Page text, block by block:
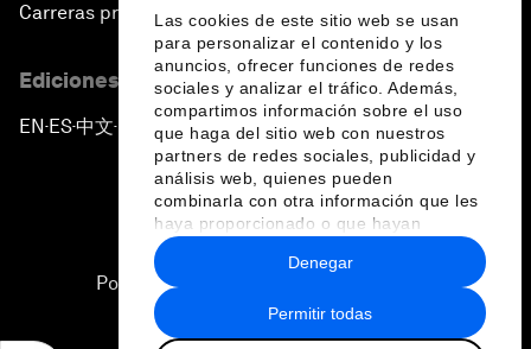
Las cookies de este sitio web se usan
para personalizar el contenido y los
anuncios, ofrecer funciones de redes
sociales y analizar el tráfico. Además,
compartimos información sobre el uso
que haga del sitio web con nuestros
partners de redes sociales, publicidad y
análisis web, quienes pueden
combinarla con otra información que les
haya proporcionado o que hayan
recopilado a partir del uso que haya
hecho de sus servicios.
Permitir todas
Denegar
Carreras profesionales
Ediciones en otros idiomas
EN ▪ES▪中文▪ 日本語
Política de privacidad y normas de uso
Sitemap